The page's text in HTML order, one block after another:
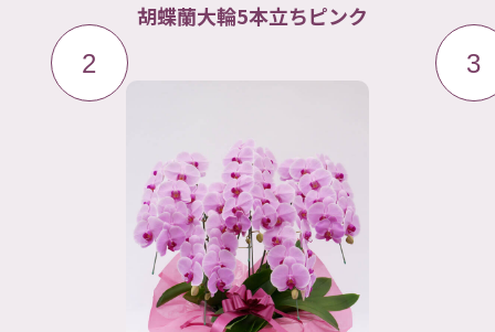
3
胡蝶蘭大輪5本立ち 赤リッ